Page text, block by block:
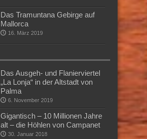
Das Tramuntana Gebirge auf
Mallorca
16. März 2019
Das Ausgeh- und Flanierviertel
„La Lonja“ in der Altstadt von
Palma
6. November 2019
Gigantisch – 10 Millionen Jahre
alt – die Höhlen von Campanet
30. Januar 2018